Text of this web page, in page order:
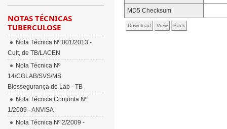
MD5 Checksum
Download View Back
NOTAS TÉCNICAS
TUBERCULOSE
Nota Técnica Nº 001/2013 -
Cult, de TB/LACEN
Nota Técnica Nº
14/CGLAB/SVS/MS
Biossegurança de Lab - TB
Nota Técnica Conjunta Nº
1/2009 - ANVISA
Nota Técnica Nº 2/2009 -